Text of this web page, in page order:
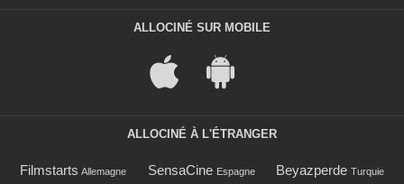
ALLOCINÉ SUR MOBILE
ALLOCINÉ À L'ÉTRANGER
Filmstarts Allemagne SensaCine Espagne Beyazperde Turquie